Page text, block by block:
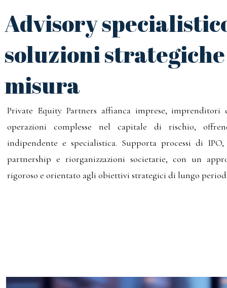
Advisory
soluzioni
misura
Private Equity Partners affianca imprese,
operazioni complesse nel capitale di rischio,
indipendente e specialistica. Supporta processi di
partnership e riorganizzazioni societarie, con un
rigoroso e orientato agli obiettivi strategici di lungo